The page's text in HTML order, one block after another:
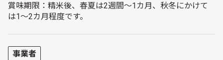
賞味期限：精米後、春夏は2週間～1カ月、秋冬にかけて
は1～2カ月程度です。
事業者